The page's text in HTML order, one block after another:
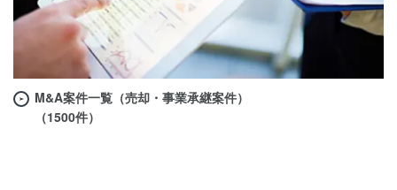
M&A案件一覧（売却・事業承継案件）
（1500件）